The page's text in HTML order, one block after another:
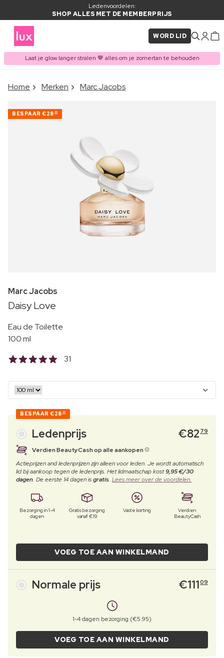
Ledenvoordelen:
SHOP ALLES MET DE MEMBERPRIJS
WORD LID
Laat je glow langer stralen 🤎 alles om je zomertan te behouden
ITEM TOEGEVOEGD AAN
Home Merken Marc Jacobs
BESPAAR €28 30
Marc Jacobs
Daisy Love
Eau de Toilette
100 ml
31
BESPAAR €28 30
Ledenprijs €82 79
Verdien BeautyCash op alle aankopen
Actieprijzen and ledenprijzen zijn alleen voor leden. Je wordt automatisch
lid bij aankoop tegen de ledenprijs. Het lidmaatschap kost9,95 €/30
dagen. De eerste 14 dagen isgratis. Lees meer over de voordelen.
Bezorging in 1-4
dagen
Gratis bezorging
vanaf €19
Vaste korting
Verdien
BeautyCash
VOEG TOE AAN WINKELMAND
Normale prijs €11109
1-4 dagen bezorging (€5.95)
VOEG TOE AAN WINKELMAND